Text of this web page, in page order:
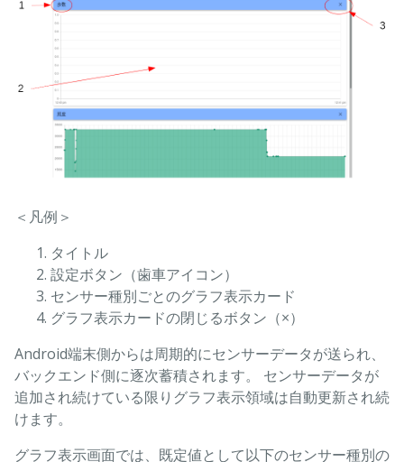
＜凡例＞
タイトル
設定ボタン（歯車アイコン）
センサー種別ごとのグラフ表示カード
グラフ表示カードの閉じるボタン（×）
Android端末側からは周期的にセンサーデータが送られ、
バックエンド側に逐次蓄積されます。 センサーデータが
追加され続けている限りグラフ表示領域は自動更新され続
けます。
グラフ表示画面では、既定値として以下のセンサー種別の